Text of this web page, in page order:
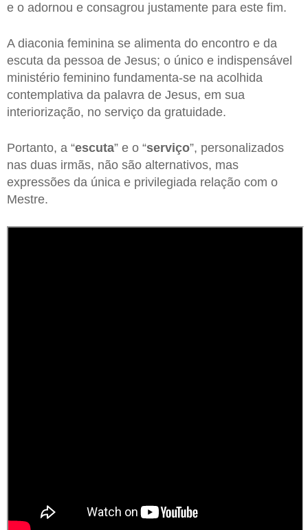
e o adornou e consagrou justamente para este fim.
A diaconia feminina se alimenta do encontro e da
escuta da pessoa de Jesus; o único e indispensável
ministério feminino fundamenta-se na acolhida
contemplativa da palavra de Jesus, em sua
interiorização, no serviço da gratuidade.
Portanto, a “escuta” e o “serviço”, personalizados
nas duas irmãs, não são alternativos, mas
expressões da única e privilegiada relação com o
Mestre.